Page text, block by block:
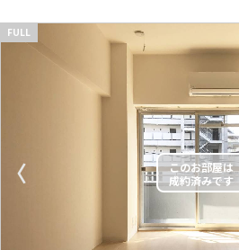
〈
FULL